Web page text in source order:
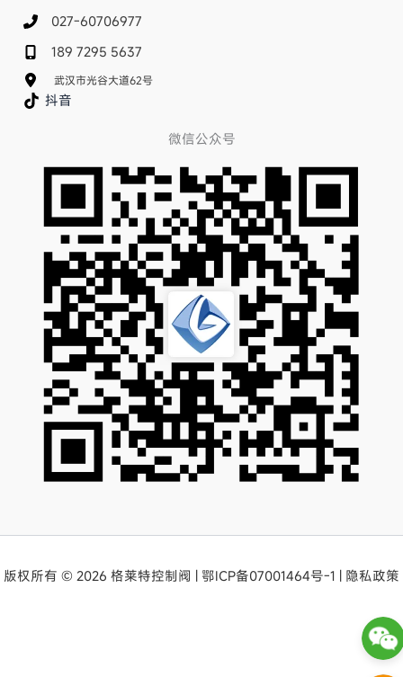
027-60706977
189 7295 5637
武汉市光谷大道62号
抖音
微信公众号
版权所有 © 2026 格莱特控制阀 | 鄂ICP备07001464号-1 | 隐私政策